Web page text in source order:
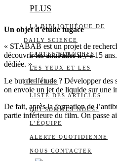
PLUS
LA BIBLIOTHÈQUE DE
DAILY SCIENCE
CARTES BLANCHES
LES YEUX ET LES
OREILLES
LISTE DES ARTICLES
QUI SOMMES-NOUS?
L’ÉQUIPE
ALERTE QUOTIDIENNE
NOUS CONTACTER
Un objet d’étude fugace
« STABAB est un projet de
découvrir les antibulles il y a 15
dédiée. ».
Le but de l’étude ? Développer des
on envoie un jet de liquide sur une
De fait, après la formation de
partie inférieure du film. On passe